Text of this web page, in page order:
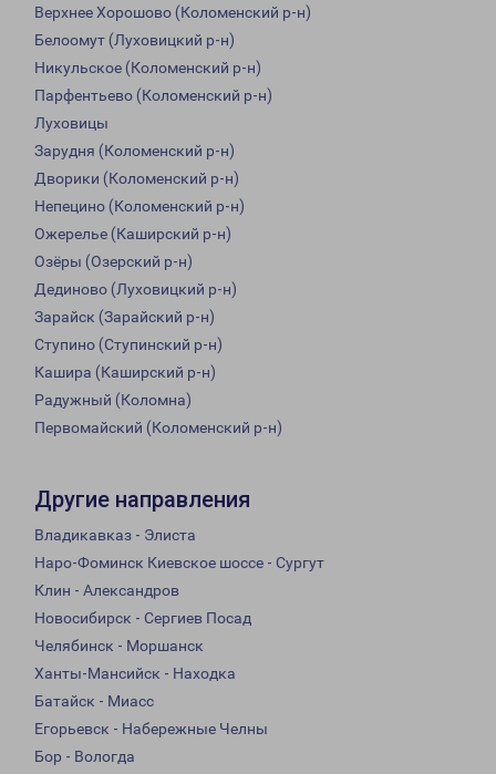
Верхнее Хорошово (Коломенский р-н)
Белоомут (Луховицкий р-н)
Никульское (Коломенский р-н)
Парфентьево (Коломенский р-н)
Луховицы
Зарудня (Коломенский р-н)
Дворики (Коломенский р-н)
Непецино (Коломенский р-н)
Ожерелье (Каширский р-н)
Озёры (Озерский р-н)
Дединово (Луховицкий р-н)
Зарайск (Зарайский р-н)
Ступино (Ступинский р-н)
Кашира (Каширский р-н)
Радужный (Коломна)
Первомайский (Коломенский р-н)
Другие направления
Владикавказ - Элиста
Наро-Фоминск Киевское шоссе - Сургут
Клин - Александров
Новосибирск - Сергиев Посад
Челябинск - Моршанск
Ханты-Мансийск - Находка
Батайск - Миасс
Егорьевск - Набережные Челны
Бор - Вологда